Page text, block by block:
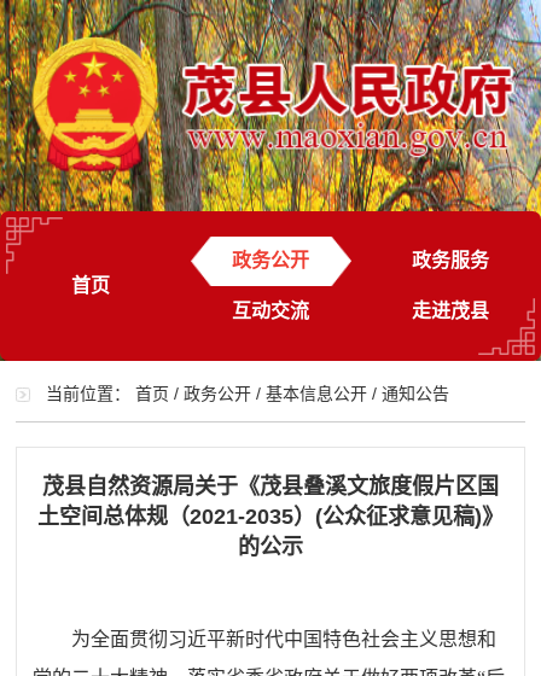
首页
政务公开 政务服务
互动交流 走进茂县
当前位置：首页 /政务公开 /基本信息公开 /通知公告
茂县自然资源局关于《茂县叠溪文旅度假片区国
土空间总体规（2021-2035）(公众征求意见稿)》
的公示
为全面贯彻习近平新时代中国特色社会主义思想和